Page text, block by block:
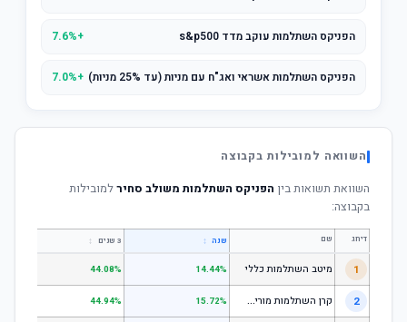
הפניקס השתלמות עוקב מדד s&p500 +7.6%
הפניקס השתלמות אשראי ואג"ח עם מניות (עד 25% מניות) +7.0%
השוואה למובילות בקבוצה
השוואת תשואות בין הפניקס השתלמות משולב סחירלמובילות
בקבוצה:
דירוג שם שנה ↕ 3 שנים ↕
1 מיטב השתלמות כללי 14.44%
44.08%
2 ק
רן השתלמות מורים וגננות המסלול הרגיל - מסלול כללי 15.72%
44.94%